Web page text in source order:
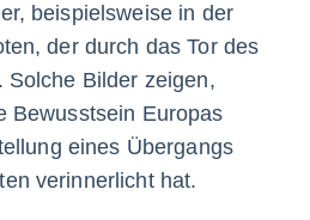
beispielsweise in der
der durch das Tor des
Solche Bilder zeigen,
Bewusstsein Europas
eines Übergangs
verinnerlicht hat.